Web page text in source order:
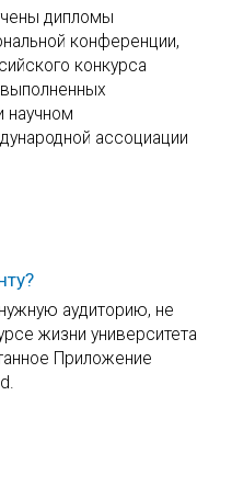
дипломы
конференции,
конкурса
научном
ассоциации
аудиторию, не
жизни университета
Приложение